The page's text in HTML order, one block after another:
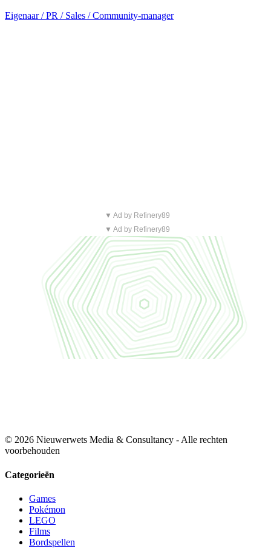
Eigenaar / PR / Sales / Community-manager
▼ Ad by Refinery89
▼ Ad by Refinery89
© 2026 Nieuwerwets Media & Consultancy - Alle rechten
voorbehouden
Categorieën
Games
Pokémon
LEGO
Films
Bordspellen